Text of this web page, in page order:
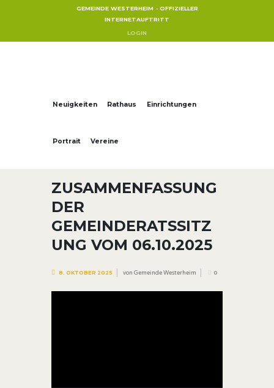
GEMEINDE WESTERHEIM - OFFIZIELLER
INTERNETAUFTRITT
LOGIN
Neuigkeiten Rathaus Einrichtungen
Portrait Vereine
ZUSAMMENFASSUNG
DER
GEMEINDERATSSITZ
UNG VOM 06.10.2025
8. OKTOBER 2025 vonGemeinde Westerheim 0